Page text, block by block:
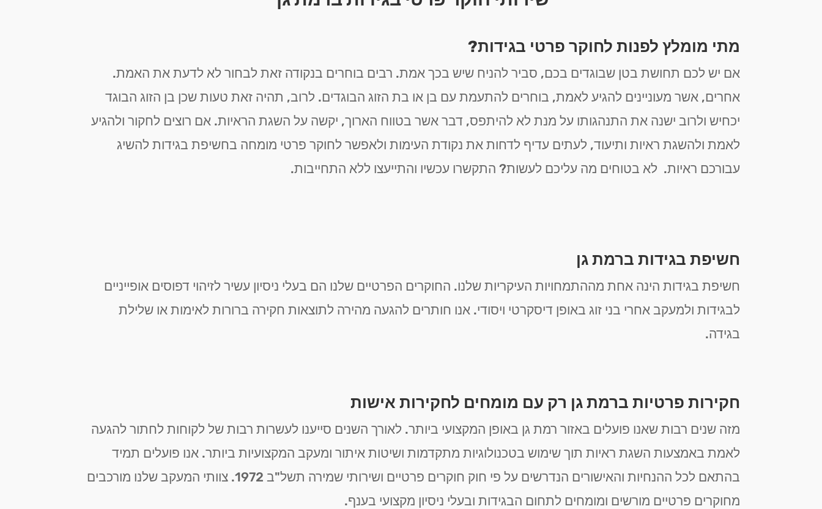
מתי מומלץ לפנות לחוקר פרטי בגידות?
אם יש לכם תחושת בטן שבוגדים בכם, סביר להניח שיש בכך אמת. רבים בוחרים בנקודה זאת לבחור לא לדעת את האמת.
אחרים, אשר מעוניינים להגיע לאמת, בוחרים להתעמת עם בן או בת הזוג הבוגדים. לרוב, תהיה זאת טעות שכן בן הזוג הבוגד
יכחיש ולרוב ישנה את התנהגותו על מנת לא להיתפס, דבר אשר בטווח הארוך, יקשה על השגת הראיות. אם רוצים לחקור ולהגיע
לאמת ולהשגת ראיות ותיעוד, לעתים עדיף לדחות את נקודת העימות ולאפשר לחוקר פרטי מומחה בחשיפת בגידות להשיג
עבורכם ראיות. לא בטוחים מה עליכם לעשות? התקשרו עכשיו והתייעצו ללא התחייבות.
חשיפת בגידות ברמת גן
חשיפת בגידות הינה אחת מההתמחויות העיקריות שלנו. החוקרים הפרטיים שלנו הם בעלי ניסיון עשיר לזיהוי דפוסים אופייניים
לבגידות ולמעקב אחרי בני זוג באופן דיסקרטי ויסודי. אנו חותרים להגעה מהירה לתוצאות חקירה ברורות לאימות או שלילת
בגידה.
חקירות פרטיות ברמת גן רק עם מומחים לחקירות אישות
מזה שנים רבות שאנו פועלים באזור רמת גן באופן המקצועי ביותר. לאורך השנים סייענו לעשרות רבות של לקוחות לחתור להגעה
לאמת באמצעות השגת ראיות תוך שימוש בטכנולוגיות מתקדמות ושיטות איתור ומעקב המקצועיות ביותר. אנו פועלים תמיד
בהתאם לכל ההנחיות והאישורים הנדרשים על פי חוק חוקרים פרטיים ושירותי שמירה תשל"ב 1972. צוותי המעקב שלנו מורכבים
מחוקרים פרטיים מורשים ומומחים לתחום הבגידות ובעלי ניסיון מקצועי בענף.